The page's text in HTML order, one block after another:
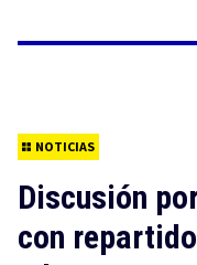
NOTICIAS
Discusión
con